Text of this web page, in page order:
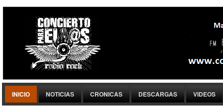
INICIO NOTICIAS CRONICAS DESCARGAS VIDEOS